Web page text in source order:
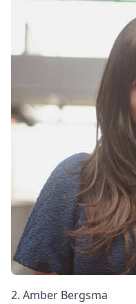
2. Amber Bergsma